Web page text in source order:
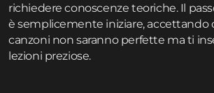
richiedere conoscenze teoriche. Il
è semplicemente iniziare, accettando
canzoni non saranno perfette ma ti
lezioni preziose.